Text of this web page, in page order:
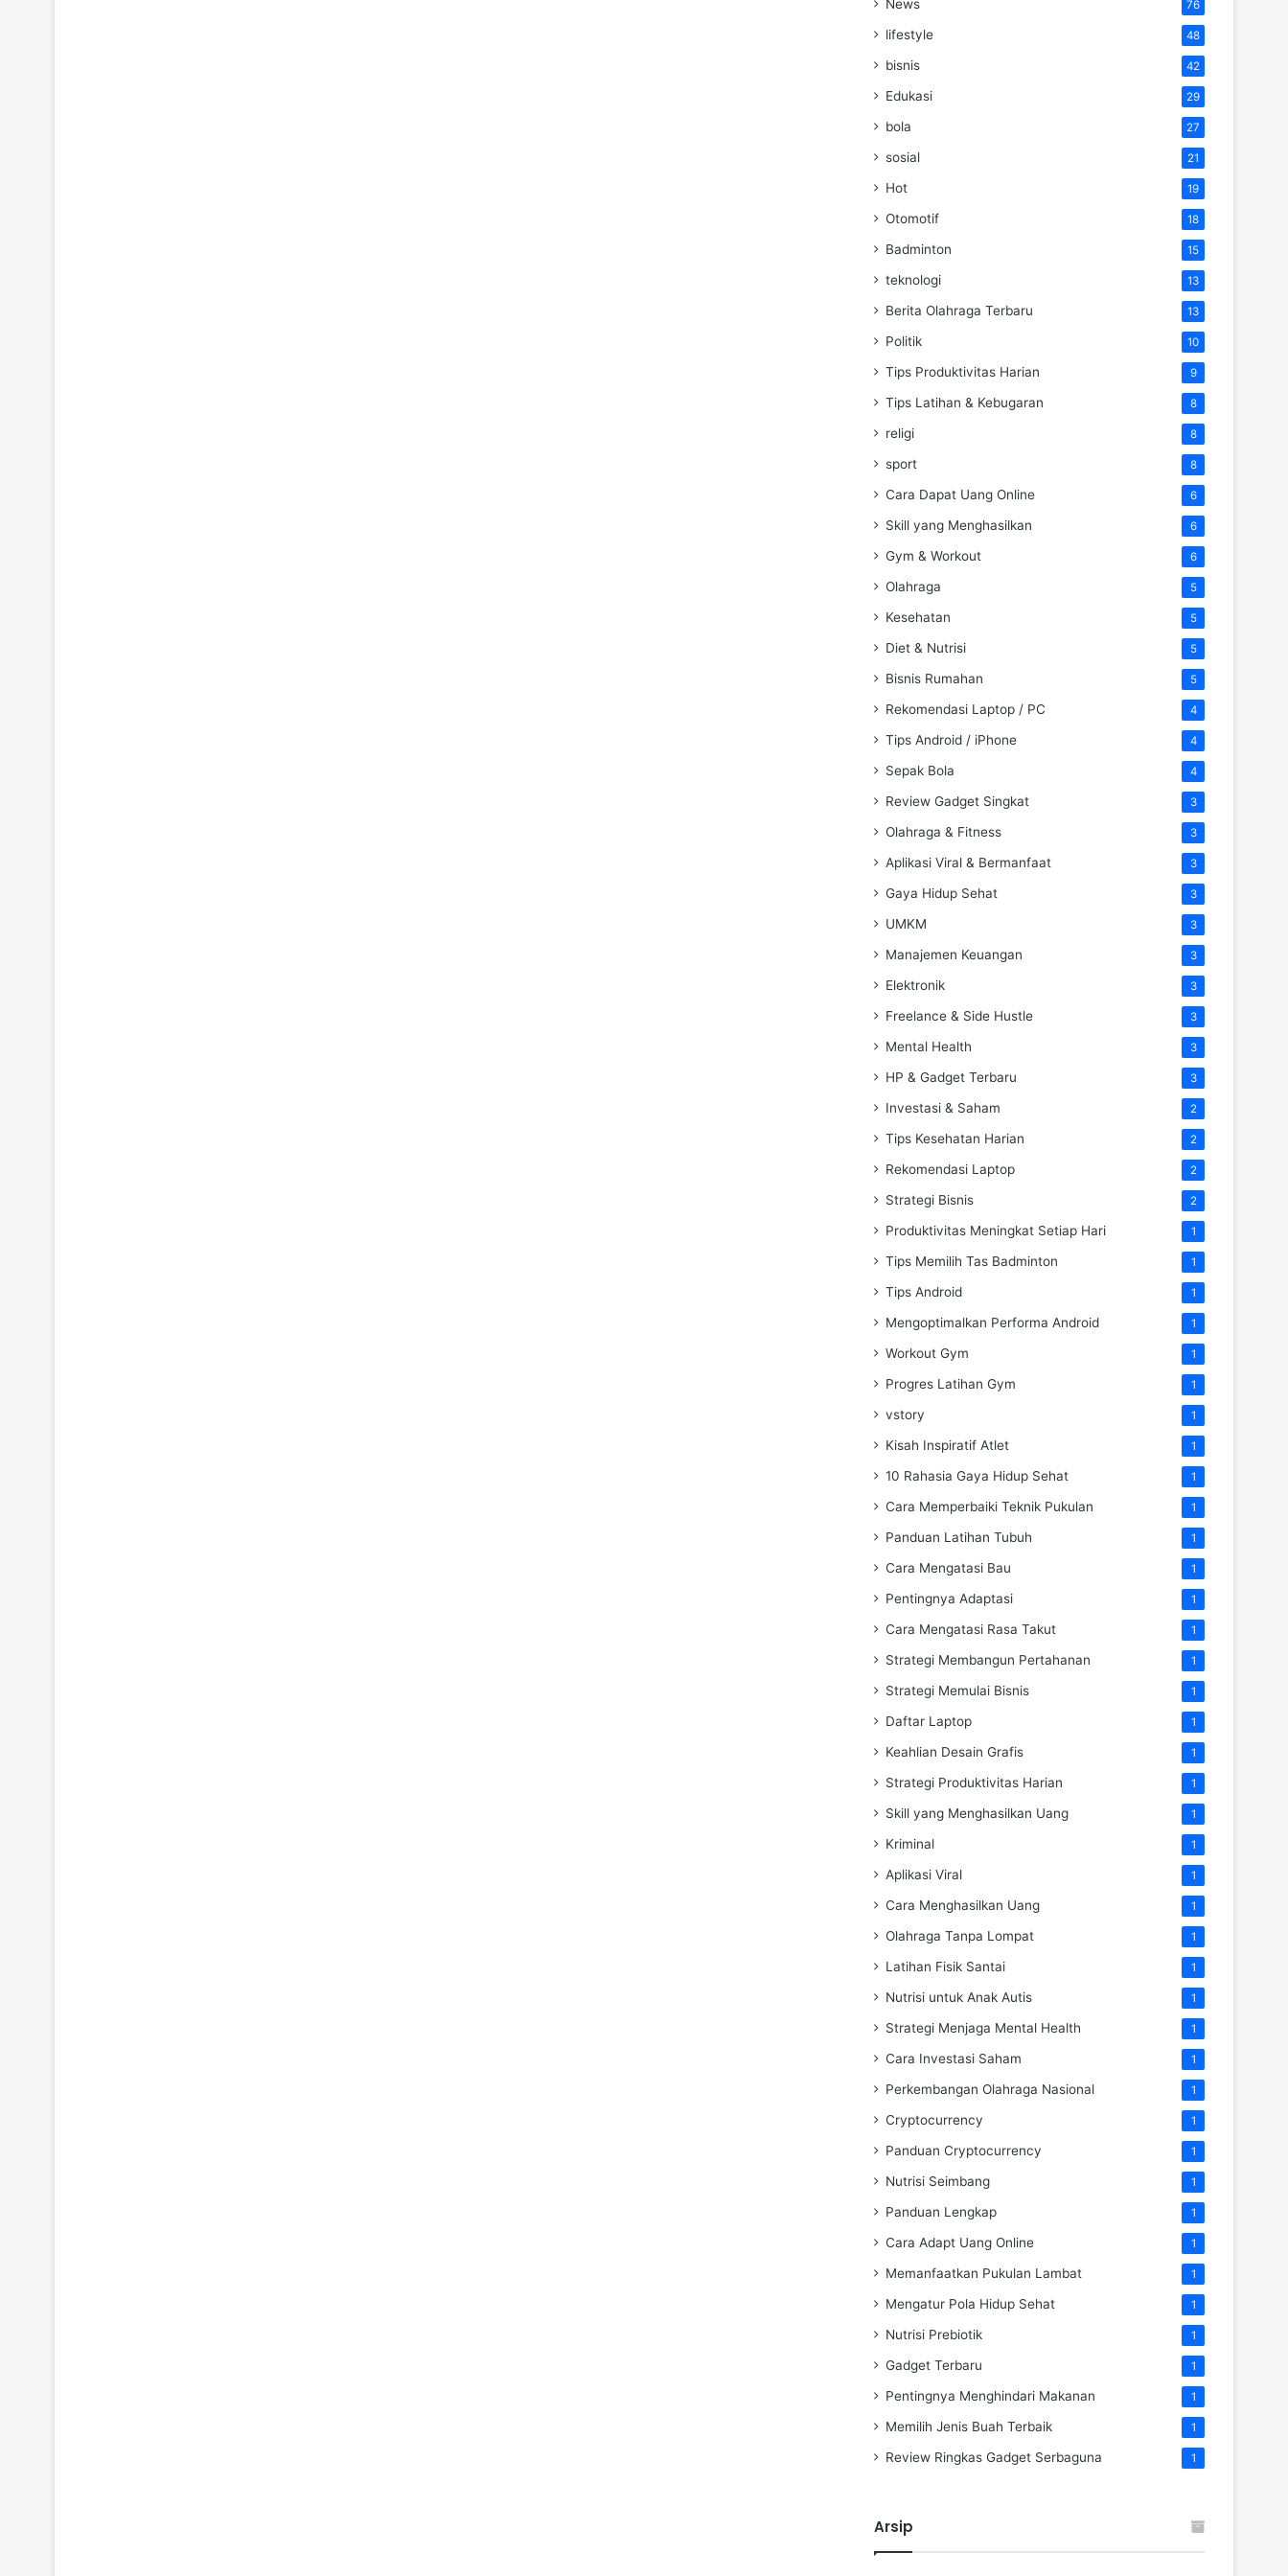
News 76
lifestyle 48
bisnis 42
Edukasi 29
bola 27
sosial 21
Hot 19
Otomotif 18
Badminton 15
teknologi 13
Berita Olahraga Terbaru 13
Politik 10
Tips Produktivitas Harian 9
Tips Latihan & Kebugaran 8
religi 8
sport 8
Cara Dapat Uang Online 6
Skill yang Menghasilkan 6
Gym & Workout 6
Olahraga 5
Kesehatan 5
Diet & Nutrisi 5
Bisnis Rumahan 5
Rekomendasi Laptop / PC 4
Tips Android / iPhone 4
Sepak Bola 4
Review Gadget Singkat 3
Olahraga & Fitness 3
Aplikasi Viral & Bermanfaat 3
Gaya Hidup Sehat 3
UMKM 3
Manajemen Keuangan 3
Elektronik 3
Freelance & Side Hustle 3
Mental Health 3
HP & Gadget Terbaru 3
Investasi & Saham 2
Tips Kesehatan Harian 2
Rekomendasi Laptop 2
Strategi Bisnis 2
Produktivitas Meningkat Setiap Hari 1
Tips Memilih Tas Badminton 1
Tips Android 1
Mengoptimalkan Performa Android 1
Workout Gym 1
Progres Latihan Gym 1
vstory 1
Kisah Inspiratif Atlet 1
10 Rahasia Gaya Hidup Sehat 1
Cara Memperbaiki Teknik Pukulan 1
Panduan Latihan Tubuh 1
Cara Mengatasi Bau 1
Pentingnya Adaptasi 1
Cara Mengatasi Rasa Takut 1
Strategi Membangun Pertahanan 1
Strategi Memulai Bisnis 1
Daftar Laptop 1
Keahlian Desain Grafis 1
Strategi Produktivitas Harian 1
Skill yang Menghasilkan Uang 1
Kriminal 1
Aplikasi Viral 1
Cara Menghasilkan Uang 1
Olahraga Tanpa Lompat 1
Latihan Fisik Santai 1
Nutrisi untuk Anak Autis 1
Strategi Menjaga Mental Health 1
Cara Investasi Saham 1
Perkembangan Olahraga Nasional 1
Cryptocurrency 1
Panduan Cryptocurrency 1
Nutrisi Seimbang 1
Panduan Lengkap 1
Cara Adapt Uang Online 1
Memanfaatkan Pukulan Lambat 1
Mengatur Pola Hidup Sehat 1
Nutrisi Prebiotik 1
Gadget Terbaru 1
Pentingnya Menghindari Makanan 1
Memilih Jenis Buah Terbaik 1
Review Ringkas Gadget Serbaguna 1
Arsip